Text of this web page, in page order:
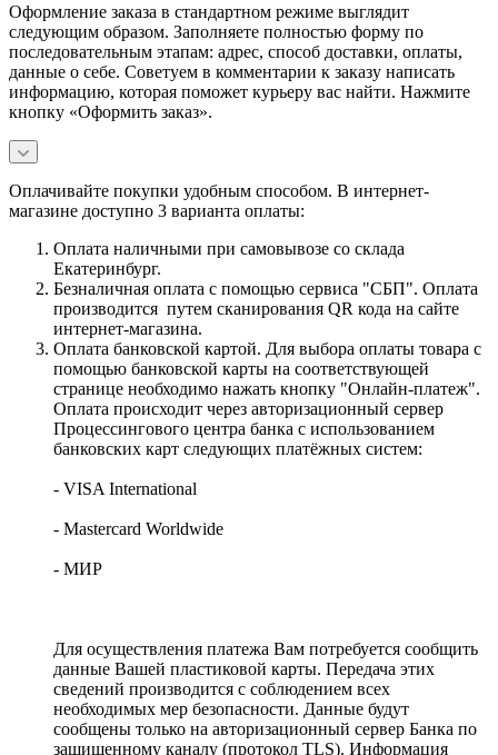
Оформление заказа в стандартном режиме выглядит
следующим образом. Заполняете полностью форму по
последовательным этапам: адрес, способ доставки, оплаты,
данные о себе. Советуем в комментарии к заказу написать
информацию, которая поможет курьеру вас найти. Нажмите
кнопку «Оформить заказ».
Оплачивайте покупки удобным способом. В интернет-
магазине доступно 3 варианта оплаты:
Оплата наличными при самовывозе со склада
Екатеринбург.
Безналичная оплата с помощью сервиса "СБП". Оплата
производится путем сканирования QR кода на сайте
интернет-магазина.
Оплата банковской картой. Для выбора оплаты товара с
помощью банковской карты на соответствующей
странице необходимо нажать кнопку "Онлайн-платеж".
Оплата происходит через авторизационный сервер
Процессингового центра банка с использованием
банковских карт следующих платёжных систем:
- VISA International
- Mastercard Worldwide
- МИР
Для осуществления платежа Вам потребуется сообщить
данные Вашей пластиковой карты. Передача этих
сведений производится с соблюдением всех
необходимых мер безопасности. Данные будут
сообщены только на авторизационный сервер Банка по
защищенному каналу (протокол TLS). Информация